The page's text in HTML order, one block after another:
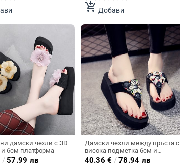
add_shopping_cart Добави
дамски чехли с 3D
6см платформа
/57.99 лв
Дамски чехли между пръста с
висока подметка 6см и
декоративни камъни
40.36 € /78.94 лв